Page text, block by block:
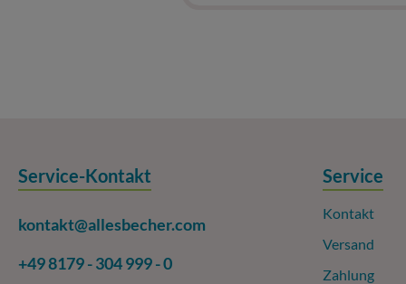
Service-Kontakt
kontakt@allesbecher.com
+49 8179 - 304 999 - 0
Service
Kontakt
Versand
Zahlung